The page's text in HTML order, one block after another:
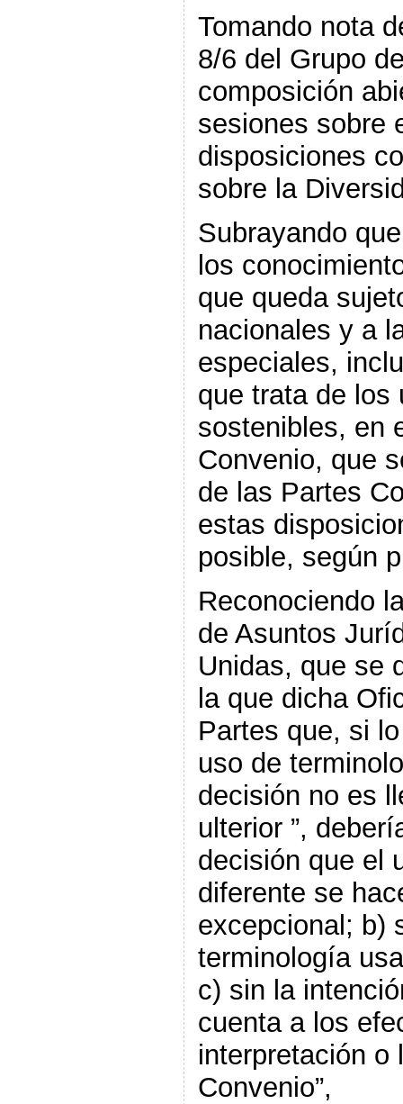
Tomando nota
8/6 del Grupo
composición
sesiones sobre
disposiciones
sobre la
Subrayando
los
que queda
nacionales y a
especiales,
que trata de los
sostenibles, en
Convenio, que
de las Partes
estas
posible, según
Reconociendo
de Asuntos
Unidas, que se
la que dicha
Partes que, si
uso de
decisión no es
ulterior ”,
decisión que el
diferente se
excepcional; b)
terminología
c) sin la
cuenta a los
interpretación o
Convenio”,